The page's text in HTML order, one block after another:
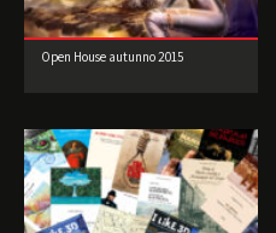
Open House autunno 2015